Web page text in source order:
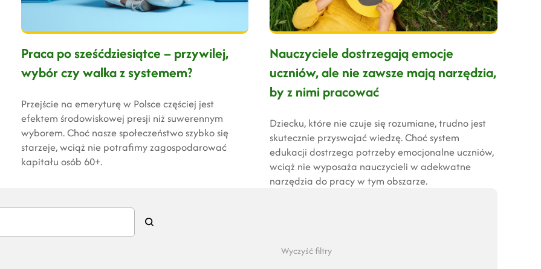
Praca po sześćdziesiątce – przywilej,
wybór czy walka z systemem?
Przejście na emeryturę w Polsce częściej jest
efektem środowiskowej presji niż suwerennym
wyborem. Choć nasze społeczeństwo szybko się
starzeje, wciąż nie potrafimy zagospodarować
kapitału osób 60+.
Nauczyciele dostrzegają emocje
uczniów, ale nie zawsze mają narzędzia,
by z nimi pracować
Dziecku, które nie czuje się rozumiane, trudno jest
skutecznie przyswajać wiedzę. Choć system
edukacji dostrzega potrzeby emocjonalne uczniów,
wciąż nie wyposaża nauczycieli w adekwatne
narzędzia do pracy w tym obszarze.
Wyczyść filtry